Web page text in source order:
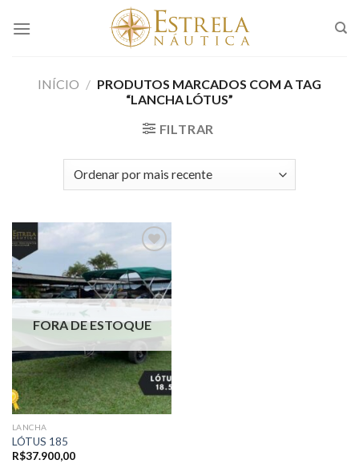
INÍCIO / PRODUTOS MARCADOS COM A TAG
“LANCHA LÓTUS”
FILTRAR
Adicionar
aos meus
FORA DE ESTOQUE
LANCHA
LÓTUS 185
R$37.900,00